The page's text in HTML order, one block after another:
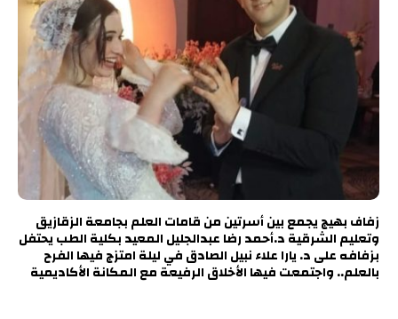
زفاف بهيج يجمع بين أسرتين من قامات العلم بجامعة الزقازيق
وتعليم الشرقية د.أحمد رضا عبدالجليل المعيد بكلية الطب يحتفل
بزفافه على د. يارا علاء نبيل الصادق في ليلة امتزج فيها الفرح
بالعلم.. واجتمعت فيها الأخلاق الرفيعة مع المكانة الأكاديمية